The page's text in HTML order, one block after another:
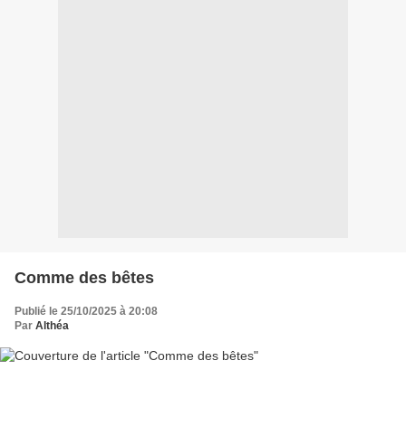
Comme des bêtes
Publié le 25/10/2025 à 20:08
Par Althéa